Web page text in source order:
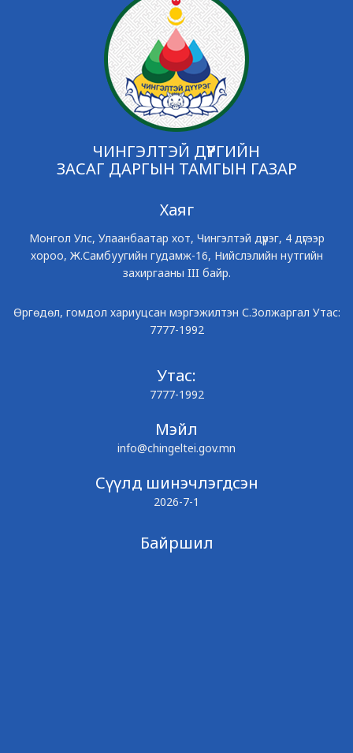
ЧИНГЭЛТЭЙ ДҮҮРГИЙН
ЗАСАГ ДАРГЫН ТАМГЫН ГАЗАР
Хаяг
Монгол Улс, Улаанбаатар хот, Чингэлтэй дүүрэг, 4 дүгээр
хороо, Ж.Самбуугийн гудамж-16, Нийслэлийн нутгийн
захиргааны III байр.
Өргөдөл, гомдол хариуцсан мэргэжилтэн С.Золжаргал Утас:
7777-1992
Утас:
7777-1992
Мэйл
info@chingeltei.gov.mn
Сүүлд шинэчлэгдсэн
2026-7-1
Байршил